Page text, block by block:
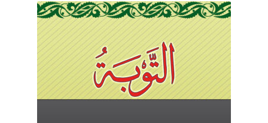
برگه نمونه
برگه نمونه
پرداخت